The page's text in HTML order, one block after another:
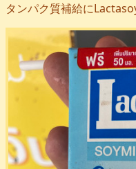
タンパク質補給に